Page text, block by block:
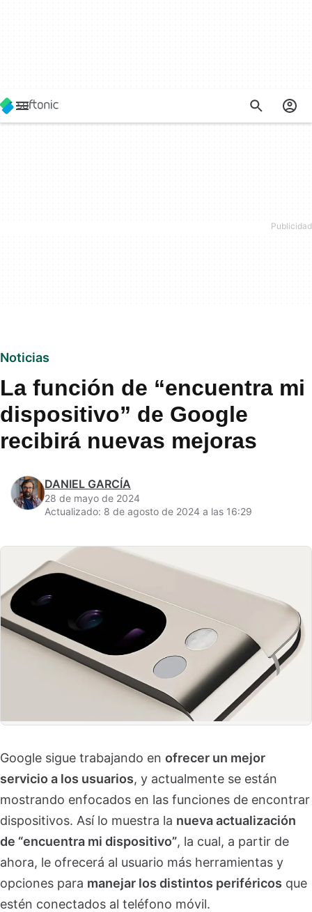
Noticias
La función de “encuentra mi
dispositivo” de Google
recibirá nuevas mejoras
DANIEL GARCÍA
28 de mayo de 2024
Actualizado: 8 de agosto de 2024 a las 16:29
Google sigue trabajando en ofrecer un mejor
servicio a los usuarios, y actualmente se están
mostrando enfocados en las funciones de encontrar
dispositivos. Así lo muestra la nueva actualización
de “encuentra mi dispositivo”, la cual, a partir de
ahora, le ofrecerá al usuario más herramientas y
opciones para manejar los distintos periféricos que
estén conectados al teléfono móvil.